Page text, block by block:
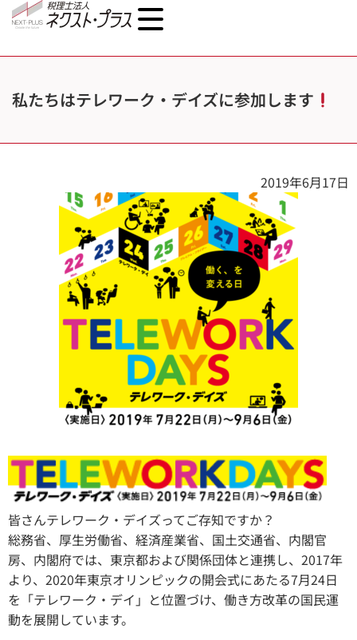
私たちはテレワーク・デイズに参加します
2019年6月17日
皆さんテレワーク・デイズってご存知ですか？
総務省、厚生労働省、経済産業省、国土交通省、内閣官
房、内閣府では、東京都および関係団体と連携し、2017年
より、2020年東京オリンピックの開会式にあたる7月24日
を「テレワーク・デイ」と位置づけ、働き方改革の国民運
動を展開しています。